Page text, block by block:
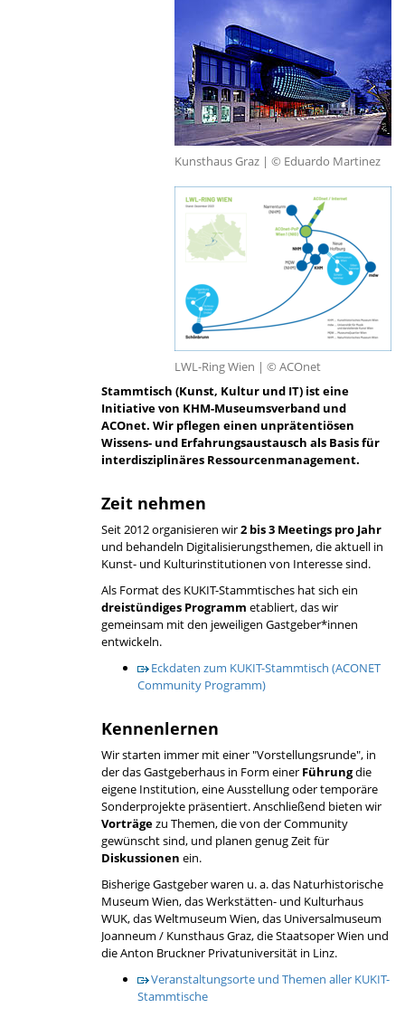
Kunsthaus Graz | © Eduardo Martinez
LWL-Ring Wien | © ACOnet
Stammtisch (Kunst, Kultur und IT) ist eine
Initiative von KHM-Museumsverband und
ACOnet. Wir pflegen einen unprätentiösen
Wissens- und Erfahrungsaustausch als Basis für
interdisziplinäres Ressourcenmanagement.
Zeit nehmen
Seit 2012 organisieren wir2 bis 3 Meetings pro Jahr
und behandeln Digitalisierungsthemen, die aktuell in
Kunst- und Kulturinstitutionen von Interesse sind.
Als Format des KUKIT-Stammtisches hat sich ein
dreistündiges Programm etabliert, das wir
gemeinsam mit den jeweiligen Gastgeber*innen
entwickeln.
Eckdaten zum KUKIT-Stammtisch (ACONET
Community Programm)
Kennenlernen
Wir starten immer mit einer "Vorstellungsrunde", in
der das Gastgeberhaus in Form einer Führungdie
eigene Institution, eine Ausstellung oder temporäre
Sonderprojekte präsentiert. Anschließend bieten wir
Vorträgezu Themen, die von der Community
gewünscht sind, und planen genug Zeit für
Diskussionen ein.
Bisherige Gastgeber waren u. a. das Naturhistorische
Museum Wien, das Werkstätten- und Kulturhaus
WUK, das Weltmuseum Wien, das Universalmuseum
Joanneum / Kunsthaus Graz, die Staatsoper Wien und
die Anton Bruckner Privatuniversität in Linz.
Veranstaltungsorte und Themen aller KUKIT-
Stammtische